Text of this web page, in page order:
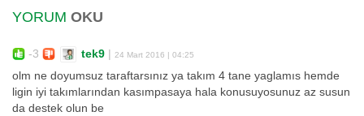
YORUM OKU
-3 tek9 | 24 Mart 2016 | 04:25
olm ne doyumsuz taraftarsınız ya takım 4 tane yaglamıs hemde
ligin iyi takımlarından kasımpasaya hala konusuyosunuz az susun
da destek olun be